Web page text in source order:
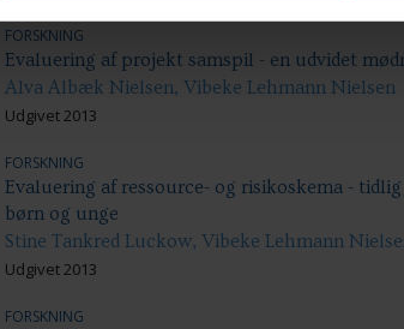
FORSKNING
Evaluering af projekt samspil - en udvidet
Alva Albæk Nielsen, Vibeke Lehmann Nielsen
Udgivet 2013
FORSKNING
Evaluering af ressource- og risikoskema -
børn og unge
Stine Tankred Luckow, Vibeke Lehmann
Udgivet 2013
FORSKNING